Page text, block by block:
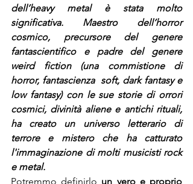
dell’heavy metal è stata molto
significativa. Maestro dell’horror
cosmico, precursore del genere
fantascientifico e padre del genere
weird fiction (una commistione di
horror, fantascienza  soft, dark fantasy e
low fantasy) con le sue storie di orrori
cosmici, divinità aliene e antichi rituali,
ha creato un universo letterario di
terrore e mistero che ha catturato
l'immaginazione di molti musicisti rock
e metal.
Potremmo definirlo